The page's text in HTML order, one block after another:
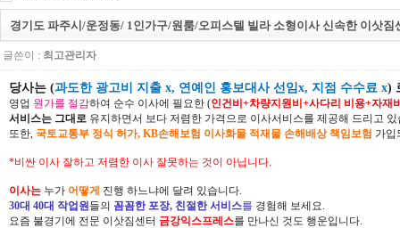
경기도 파주시/운정동/ 1인가구/원룸/오피스텔 빌라 소형이사 신속한 이삿짐
글쓴이 : 최고관리자
당사는 (과도한 광고비 지출 x, 연예인 홍보대사 선임x, 지점 수수료 x)
영업 원가를 절감하여 순수 이사에 필요한 (인건비+차량지원비+사다리 비용+자재
서비스는 그대로 유지하면서 보다 저렴한 가격으로 이사서비스를 제공해 드리고 있
또한, 국토교통부 정식 허가, KB손해보험 이사화물 적재물 손해배상 책임보험 가입
*비싼 이사 잘하고 저렴한 이사 잘못하는 것이 아닙니다.
이사는 누가 어떻게 진행 하느냐에 달려 있습니다.
30대 40대 작업원들의 꼼꼼한 포장, 친절한 서비스를 경험해 보세요.
요즘 불경기에 전문 이삿짐센터 금강익스프레스를 만나신 것도 행운입니다.